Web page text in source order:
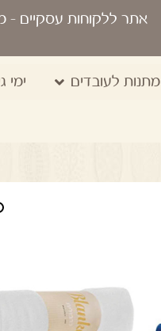
אתר ללקוחות עסקיים- מינימום
מתנות לעובדים ימי